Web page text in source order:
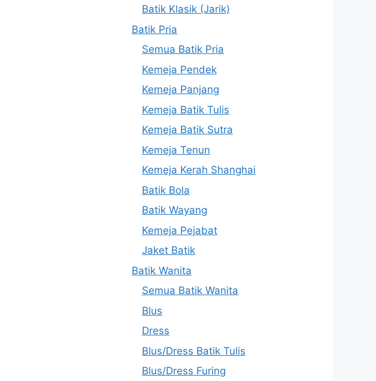
Batik Klasik (Jarik)
Batik Pria
Semua Batik Pria
Kemeja Pendek
Kemeja Panjang
Kemeja Batik Tulis
Kemeja Batik Sutra
Kemeja Tenun
Kemeja Kerah Shanghai
Batik Bola
Batik Wayang
Kemeja Pejabat
Jaket Batik
Batik Wanita
Semua Batik Wanita
Blus
Dress
Blus/Dress Batik Tulis
Blus/Dress Furing